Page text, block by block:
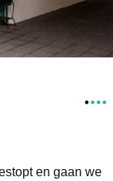
en gaan we